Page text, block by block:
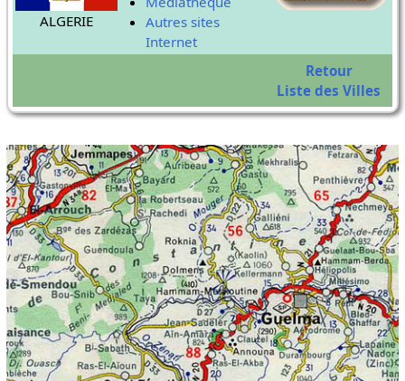
ALGERIE
Autres sites
Internet
Retour
Liste des Villes